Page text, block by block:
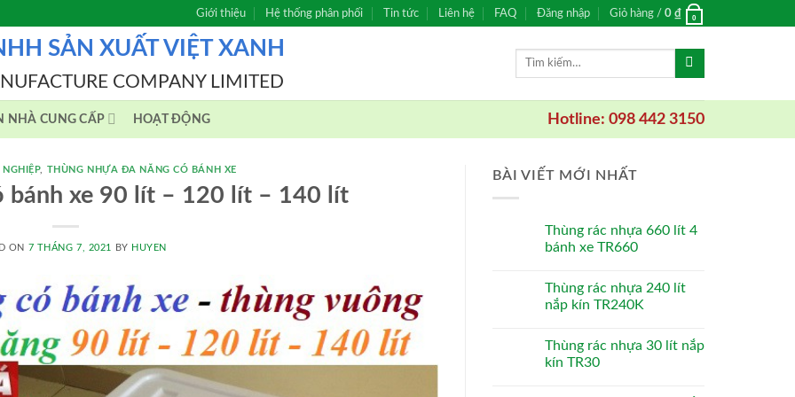
Giới thiệu Hệ thống phân phối Tin tức Liên hệ FAQ Đăng nhập Giỏ hàng / 0 ₫ 0
SẢN XUẤT VIỆT XANH
COMPANY LIMITED
Tìm
NHÀ CUNG CẤP HOẠT ĐỘNG Hotline: 098 442 3150
, THÙNG NHỰA ĐA NĂNG CÓ BÁNH XE
bánh xe 90 lít – 120 lít – 140 lít
ON 7 THÁNG 7, 2021 BY HUYEN
BÀI VIẾT MỚI NHẤT
Thùng rác nhựa 660 lít 4
bánh xe TR660
Thùng rác nhựa 240 lít
nắp kín TR240K
Thùng rác nhựa 30 lít nắp
kín TR30